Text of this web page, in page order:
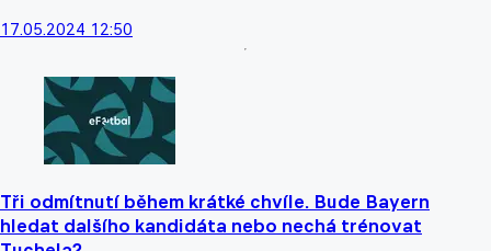
17.05.2024 12:50
Tři odmítnutí během krátké chvíle. Bude Bayern
hledat dalšího kandidáta nebo nechá trénovat